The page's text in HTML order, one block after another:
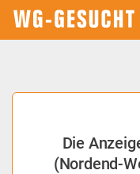
Die
(Nordend-